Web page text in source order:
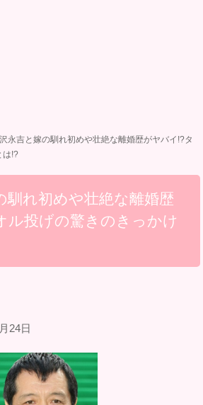
永吉と嫁の馴れ初めや壮絶な離婚歴がヤバイ!?タ
は!?
馴れ初めや壮絶な離婚歴
ル投げの驚きのきっかけ
24日